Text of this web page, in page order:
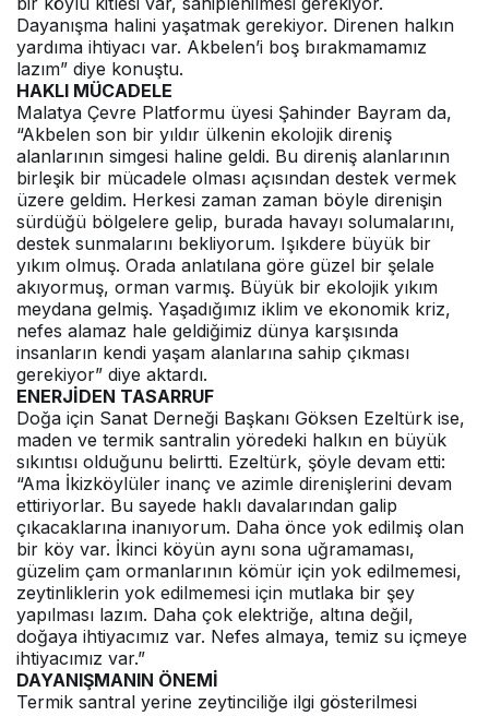
Dayanışma halini yaşatmak gerekiyor. Direnen halkın
yardıma ihtiyacı var. Akbelen’i boş bırakmamamız
lazım” diye konuştu.
HAKLI MÜCADELE
Malatya Çevre Platformu üyesi Şahinder Bayram da,
“Akbelen son bir yıldır ülkenin ekolojik direniş
alanlarının simgesi haline geldi. Bu direniş alanlarının
birleşik bir mücadele olması açısından destek vermek
üzere geldim. Herkesi zaman zaman böyle direnişin
sürdüğü bölgelere gelip, burada havayı solumalarını,
destek sunmalarını bekliyorum. Işıkdere büyük bir
yıkım olmuş. Orada anlatılana göre güzel bir şelale
akıyormuş, orman varmış. Büyük bir ekolojik yıkım
meydana gelmiş. Yaşadığımız iklim ve ekonomik kriz,
nefes alamaz hale geldiğimiz dünya karşısında
insanların kendi yaşam alanlarına sahip çıkması
gerekiyor” diye aktardı.
ENERJİDEN TASARRUF
Doğa için Sanat Derneği Başkanı Göksen Ezeltürk ise,
maden ve termik santralin yöredeki halkın en büyük
sıkıntısı olduğunu belirtti. Ezeltürk, şöyle devam etti:
“Ama İkizköylüler inanç ve azimle direnişlerini devam
ettiriyorlar. Bu sayede haklı davalarından galip
çıkacaklarına inanıyorum. Daha önce yok edilmiş olan
bir köy var. İkinci köyün aynı sona uğramaması,
güzelim çam ormanlarının kömür için yok edilmemesi,
zeytinliklerin yok edilmemesi için mutlaka bir şey
yapılması lazım. Daha çok elektriğe, altına değil,
doğaya ihtiyacımız var. Nefes almaya, temiz su içmeye
ihtiyacımız var.”
DAYANIŞMANIN ÖNEMİ
Termik santral yerine zeytinciliğe ilgi gösterilmesi